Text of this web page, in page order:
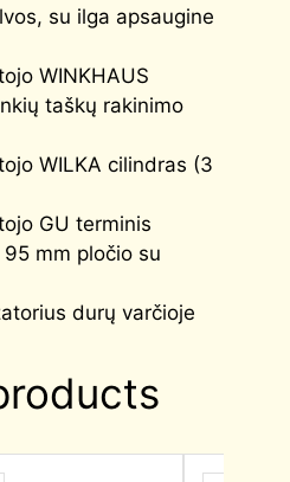
su ilga apsaugine
WINKHAUS
taškų rakinimo
WILKA cilindras (3
GU terminis
mm pločio su
durų varčioje